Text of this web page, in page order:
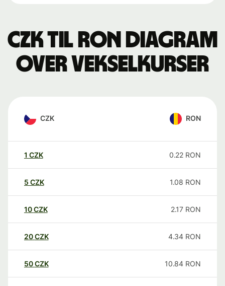
CZK til RON Diagram
over vekselkurser
CZK RON
1 CZK 0.22 RON
5 CZK 1.08 RON
10CZK 2.17 RON
20CZK 4.34 RON
50CZK 10.84 RON